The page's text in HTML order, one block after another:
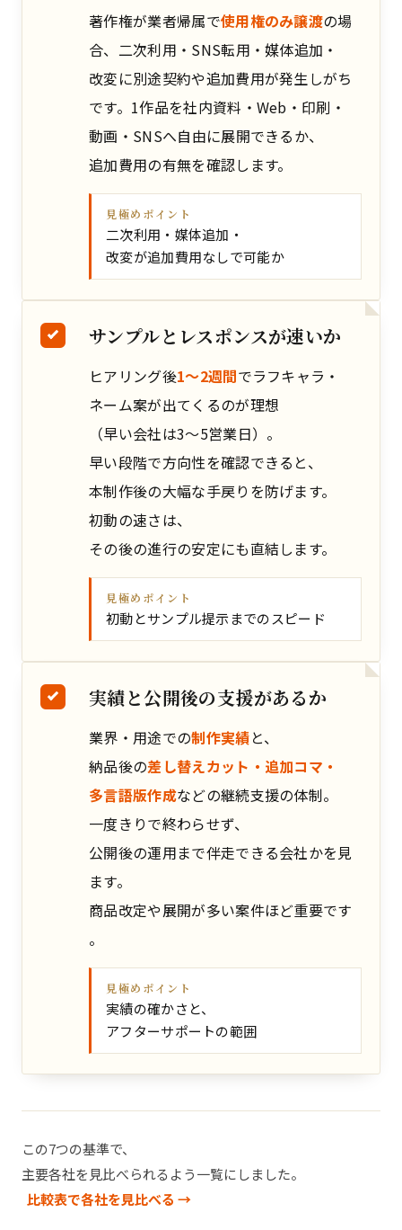
著作権が業者帰属で使用権のみ譲渡の場
合、二次利用・SNS転用・媒体追加・
改変に別途契約や追加費用が発生しがち
です。1作品を社内資料・Web・印刷・
動画・SNSへ自由に展開できるか、
追加費用の有無を確認します。
見極めポイント
二次利用・媒体追加・
改変が追加費用なしで可能か
サンプルとレスポンスが速いか
ヒアリング後1〜2週間でラフキャラ・
ネーム案が出てくるのが理想
（早い会社は3〜5営業日）。
早い段階で方向性を確認できると、
本制作後の大幅な手戻りを防げます。
初動の速さは、
その後の進行の安定にも直結します。
見極めポイント
初動とサンプル提示までのスピード
実績と公開後の支援があるか
業界・用途での制作実績と、
納品後の差し替えカット・追加コマ・
多言語版作成などの継続支援の体制。
一度きりで終わらせず、
公開後の運用まで伴走できる会社かを見
ます。
商品改定や展開が多い案件ほど重要です
。
見極めポイント
実績の確かさと、
アフターサポートの範囲
この7つの基準で、
主要各社を見比べられるよう一覧にしました。
比較表で各社を見比べる →